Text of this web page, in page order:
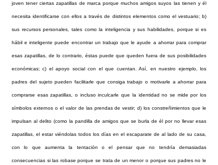
joven tener ciertas zapatillas de marca porque muchos amigos suyos las tienen y él
necesita identificarse con ellos a través de distintos elementos como el vestuario; b)
sus recursos personales, tales como la inteligencia y sus habilidades, porque si es
hábil e inteligente puede encontrar un trabajo que le ayude a ahorrar para comprar
esas zapatillas, de lo contrario, éstas puede que queden fuera de sus posibilidades
económicas; c) el apoyo social con el que cuentan. Así, en nuestro ejemplo, los
padres del sujeto pueden facilitarle que consiga trabajo o motivarle a ahorrar para
comprarse esas zapatillas, o incluso inculcarle que la identidad no se mide por los
símbolos externos o el valor de las prendas de vestir; d) los constreñimientos que le
impulsan al delito (como la pandilla de amigos que se burla de él por no llevar esas
zapatillas, el estar viéndolas todos los días en el escaparate de al lado de su casa,
con lo que aumenta la tentación o el pensar que no tendría demasiadas
consecuencias si las robase porque se trata de un menor o porque sus padres no le